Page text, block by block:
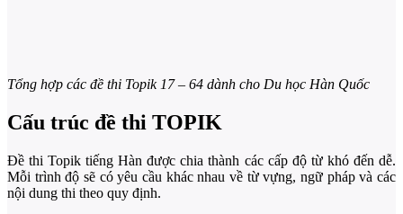
Tổng hợp các đề thi Topik 17 – 64 dành cho Du học Hàn Quốc
Cấu trúc đề thi TOPIK
Đề thi Topik tiếng Hàn được chia thành các cấp độ từ khó đến dễ.
Mỗi trình độ sẽ có yêu cầu khác nhau về từ vựng, ngữ pháp và các
nội dung thi theo quy định.